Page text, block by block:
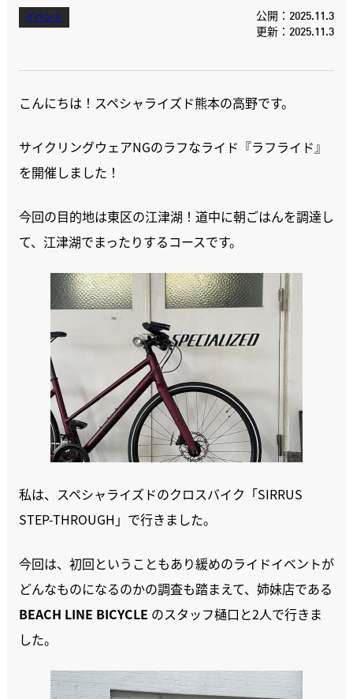
イベント
公開：2025.11.3
更新：2025.11.3
こんにちは！スペシャライズド熊本の高野です。
サイクリングウェアNGのラフなライド『ラフライド』
を開催しました！
今回の目的地は東区の江津湖！道中に朝ごはんを調達し
て、江津湖でまったりするコースです。
私は、スペシャライズドのクロスバイク「SIRRUS
STEP-THROUGH」で行きました。
今回は、初回ということもあり緩めのライドイベントが
どんなものになるのかの調査も踏まえて、姉妹店である
BEACH LINE BICYCLE のスタッフ樋口と2人で行きま
した。